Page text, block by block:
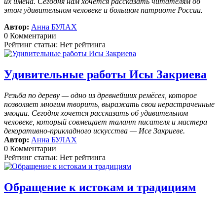
этом удивительном человеке и большом патриоте России.
Автор: Анна БУЛАХ
0 Комментарии
Рейтинг статьи: Нет рейтинга
Удивительные работы Исы Закриева
Резьба по дереву — одно из древнейших ремёсел, которое
позволяет многим творить, выражать свои нерастраченные
эмоции. Сегодня хочется рассказать об удивительном
человеке, который совмещает талант писателя и мастера
декоративно-прикладного искусства — Исе Закриеве.
Автор: Анна БУЛАХ
0 Комментарии
Рейтинг статьи: Нет рейтинга
Обращение к истокам и традициям